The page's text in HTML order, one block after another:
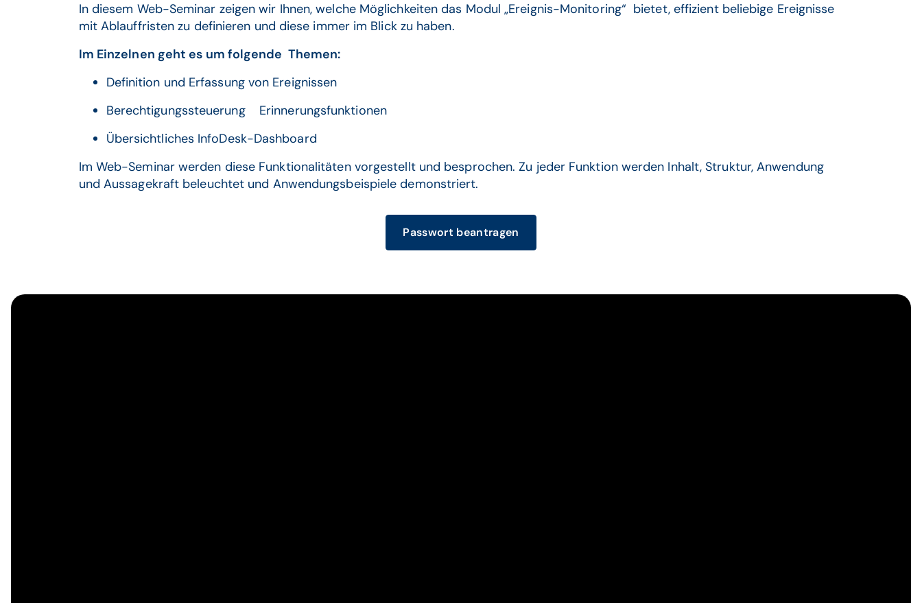
In diesem Web-Seminar zeigen wir Ihnen, welche Möglichkeiten das Modul „Ereignis-Monitoring“ bietet, effizient beliebige Ereignisse
mit Ablauffristen zu definieren und diese immer im Blick zu haben.
Im Einzelnen geht es um folgende Themen:
Definition und Erfassung von Ereignissen
Berechtigungssteuerung Erinnerungsfunktionen
Übersichtliches InfoDesk-Dashboard
Im Web-Seminar werden diese Funktionalitäten vorgestellt und besprochen. Zu jeder Funktion werden Inhalt, Struktur, Anwendung
und Aussagekraft beleuchtet und Anwendungsbeispiele demonstriert.
Passwort beantragen